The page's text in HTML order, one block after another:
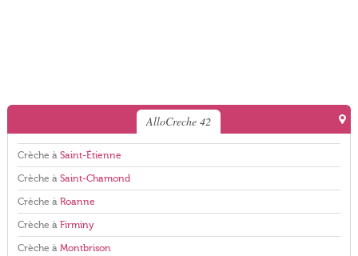
AlloCreche 42
Crèche à Saint-Étienne
Crèche à Saint-Chamond
Crèche à Roanne
Crèche à Firminy
Crèche à Montbrison